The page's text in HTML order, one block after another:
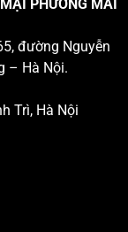
PHƯƠNG MAI
đường Nguyễn
– Hà Nội.
Trì, Hà Nội